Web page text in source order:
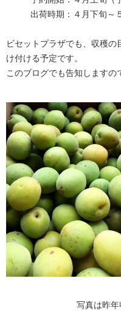
出荷時期：４月下旬～
ビセットプラザでも、収穫
け付ける予定です。
このブログでも告知しますの
写真は昨